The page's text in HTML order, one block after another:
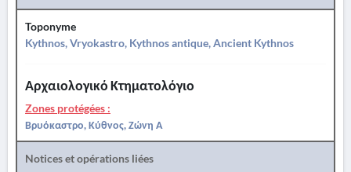
Toponyme
Kythnos, Vryokastro, Kythnos antique, Ancient Kythnos
Αρχαιολογικό Κτηματολόγιο
Zones protégées :
Βρυόκαστρο, Κύθνος, Ζώνη Α
Notices et opérations liées